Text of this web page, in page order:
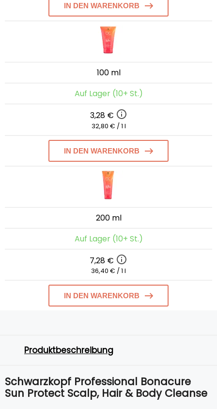
IN DEN WARENKORB
100 ml
Auf Lager (10+ St.)
3,28 €
32,80 € / 1 l
IN DEN WARENKORB
200 ml
Auf Lager (10+ St.)
7,28 €
36,40 € / 1 l
IN DEN WARENKORB
Produktbeschreibung
Schwarzkopf Professional Bonacure
Sun Protect Scalp, Hair & Body Cleanse